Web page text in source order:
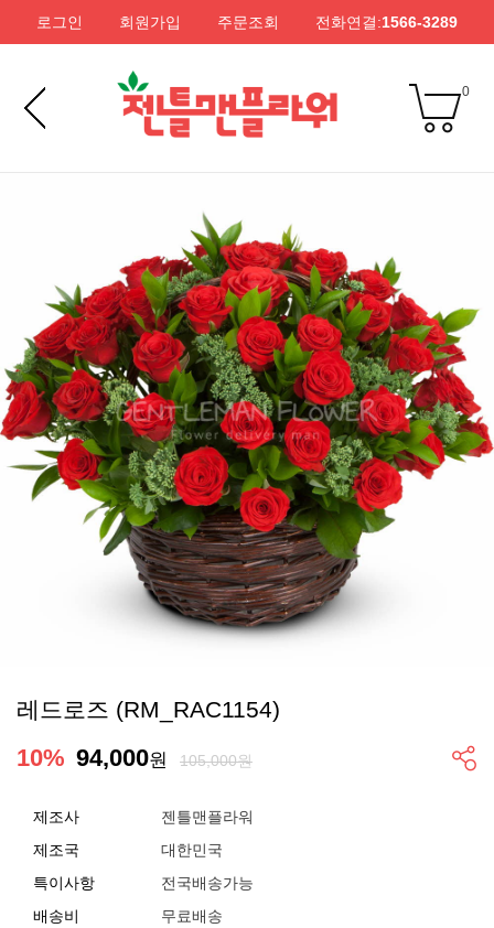
로그인 회원가입 주문조회 전화연결:1566-3289
0
레드로즈 (RM_RAC1154)
10% 94,000원 105,000원
제조사
젠틀맨플라워
제조국
대한민국
특이사항
전국배송가능
배송비
무료배송